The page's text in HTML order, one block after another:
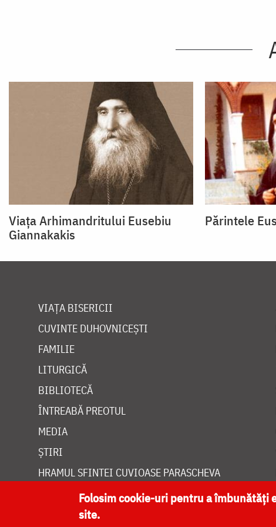
Viața Arhimandritului Eusebiu
Giannakakis
Părintele
VIAȚA BISERICII
CUVINTE DUHOVNICEȘTI
FAMILIE
LITURGICĂ
BIBLIOTECĂ
ÎNTREABĂ PREOTUL
MEDIA
ȘTIRI
HRAMUL SFINTEI CUVIOASE PARASCHEVA
Folosim cookie-uri pentru a îmbunătăți
site.